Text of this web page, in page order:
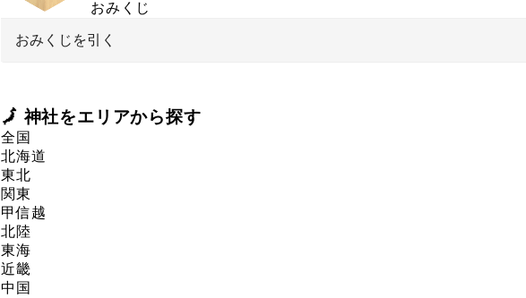
おみくじ
おみくじを引く
🗾 神社をエリアから探す
全国
北海道
東北
関東
甲信越
北陸
東海
近畿
中国